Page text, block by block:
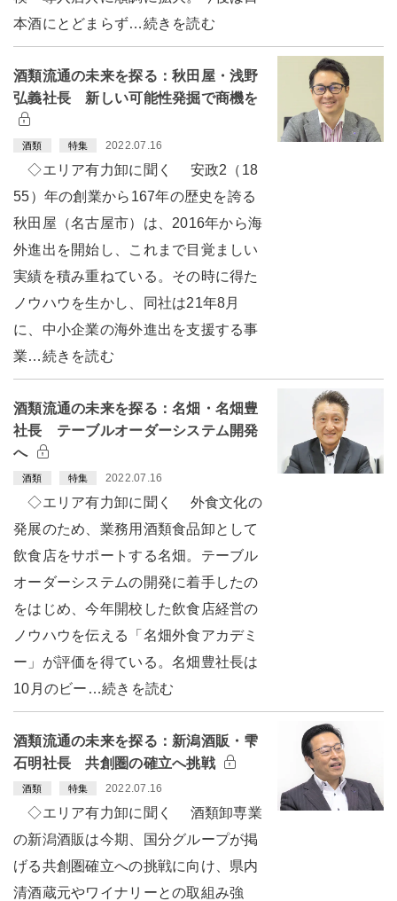
本酒にとどまらず…続きを読む
酒類流通の未来を探る：秋田屋・浅野
弘義社長 新しい可能性発掘で商機を
酒類 特集 2022.07.16
◇エリア有力卸に聞く 安政2（18
55）年の創業から167年の歴史を誇る
秋田屋（名古屋市）は、2016年から海
外進出を開始し、これまで目覚ましい
実績を積み重ねている。その時に得た
ノウハウを生かし、同社は21年8月
に、中小企業の海外進出を支援する事
業…続きを読む
酒類流通の未来を探る：名畑・名畑豊
社長 テーブルオーダーシステム開発
へ
酒類 特集 2022.07.16
◇エリア有力卸に聞く 外食文化の
発展のため、業務用酒類食品卸として
飲食店をサポートする名畑。テーブル
オーダーシステムの開発に着手したの
をはじめ、今年開校した飲食店経営の
ノウハウを伝える「名畑外食アカデミ
ー」が評価を得ている。名畑豊社長は
10月のビー…続きを読む
酒類流通の未来を探る：新潟酒販・雫
石明社長 共創圏の確立へ挑戦
酒類 特集 2022.07.16
◇エリア有力卸に聞く 酒類卸専業
の新潟酒販は今期、国分グループが掲
げる共創圏確立への挑戦に向け、県内
清酒蔵元やワイナリーとの取組み強